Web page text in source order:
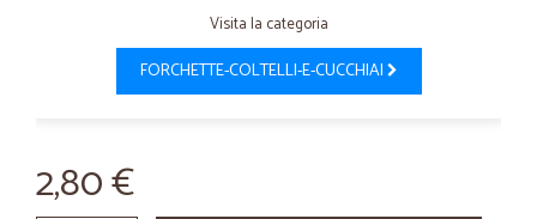
Visita la categoria
FORCHETTE-COLTELLI-E-CUCCHIAI
2,80 €